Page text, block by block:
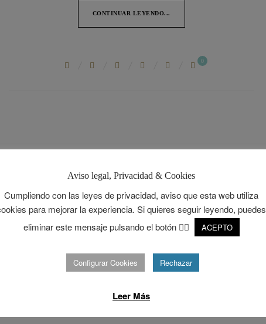
CONTINUAR LEYENDO...
0
Aviso legal, Privacidad & Cookies
Cumpliendo con las leyes de privacidad, aviso que esta web utiliza
para mejorar la experiencia. Si quieres seguir leyendo, puedes
eliminar este mensaje pulsando el botón 👉🏻
ACEPTO
Configurar Cookies Rechazar
Leer Más